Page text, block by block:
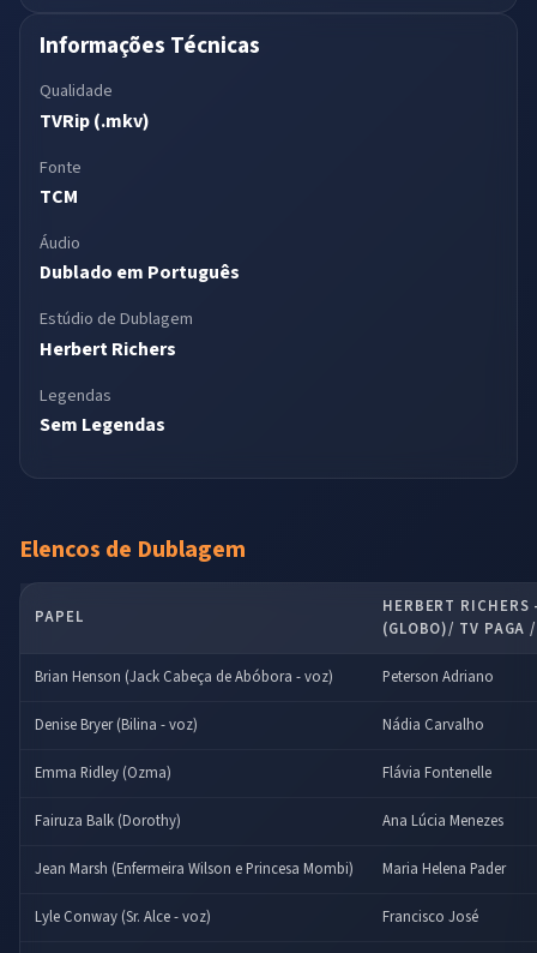
Informações Técnicas
Qualidade
TVRip (.mkv)
Fonte
TCM
Áudio
Dublado em Português
Estúdio de Dublagem
Herbert Richers
Legendas
Sem Legendas
Elencos de Dublagem
PAPEL
HERBERT RICHERS
(GLOBO)/ TV PAGA
Brian Henson (Jack Cabeça de Abóbora - voz) Peterson Adriano
Denise Bryer (Bilina - voz) Nádia Carvalho
Emma Ridley (Ozma) Flávia Fontenelle
Fairuza Balk (Dorothy) Ana Lúcia Menezes
Jean Marsh (Enfermeira Wilson e Princesa Mombi) Maria Helena Pader
Lyle Conway (Sr. Alce - voz) Francisco José